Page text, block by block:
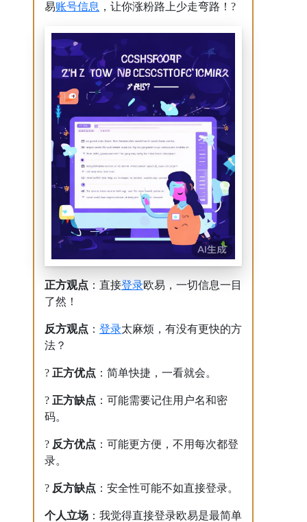
易账号信息 ，让你涨粉路上少走弯路！?
正方观点 ：直接登录欧易，一切信息一目
了然！
反方观点 ： 登录太麻烦，有没有更快的方
法？
? 正方优点 ：简单快捷，一看就会。
? 正方缺点 ：可能需要记住用户名和密
码。
? 反方优点 ：可能更方便，不用每次都登
录。
? 反方缺点 ：安全性可能不如直接登录。
个人立场 ：我觉得直接登录欧易是最简单